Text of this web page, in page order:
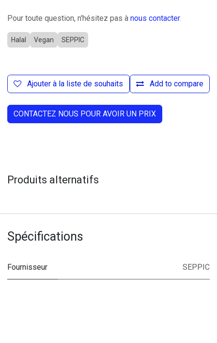
Pour toute question, n'hésitez pas à nous contacter.
Halal Vegan SEPPIC
Add to compare
Ajouter à la liste de souhaits
CONTACTEZ NOUS POUR AVOIR UN PRIX
Produits alternatifs
Spécifications
Fournisseur SEPPIC